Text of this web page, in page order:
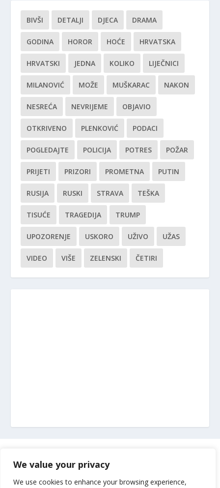
We value your privacy
We use cookies to enhance your browsing experience,
BIVŠI DETALJI DJECA DRAMA
GODINA HOROR HOĆE HRVATSKA
HRVATSKI JEDNA KOLIKO LIJEČNICI
MILANOVIĆ MOŽE MUŠKARAC NAKON
NESREĆA NEVRIJEME OBJAVIO
OTKRIVENO PLENKOVIĆ PODACI
POGLEDAJTE POLICIJA POTRES POŽAR
PRIJETI PRIZORI PROMETNA PUTIN
RUSIJA RUSKI STRAVA TEŠKA
TISUĆE TRAGEDIJA TRUMP
UPOZORENJE USKORO UŽIVO UŽAS
VIDEO VIŠE ZELENSKI ČETIRI
Impressum